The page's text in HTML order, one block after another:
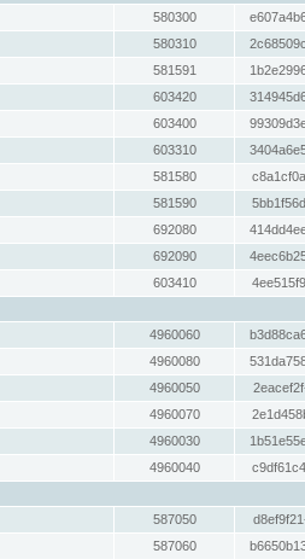
580300
580310
581591
603420
603400
603310
581580
581590
692080
692090
603410
4960060
4960080
4960050
4960070
4960030
4960040
587050
587060